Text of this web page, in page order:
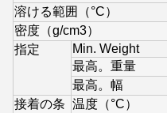
溶ける範囲（°C）
密度（g/cm3）
指定
Min. Weight
最高。重量
最高。幅
接着の条 温度（°C）